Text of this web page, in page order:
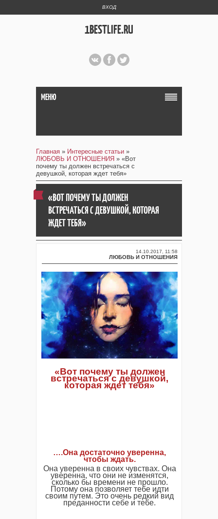
ВХОД
1BESTLIFE.RU
МЕНЮ
Главная » Интересные статьи »
ЛЮБОВЬ И ОТНОШЕНИЯ » «Вот
почему ты должен встречаться с
девушкой, которая ждет тебя»
«ВОТ ПОЧЕМУ ТЫ ДОЛЖЕН
ВСТРЕЧАТЬСЯ С ДЕВУШКОЙ, КОТОРАЯ
ЖДЕТ ТЕБЯ»
14.10.2017, 11:58
ЛЮБОВЬ И ОТНОШЕНИЯ
«Вот почему ты должен
встречаться с девушкой,
которая ждет тебя»
….Она достаточно уверенна,
чтобы ждать.
Она уверенна в своих чувствах. Она
уверенна, что они не изменятся,
сколько бы времени не прошло.
Потому она позволяет тебе идти
своим путем. Это очень редкий вид
преданности себе и тебе.